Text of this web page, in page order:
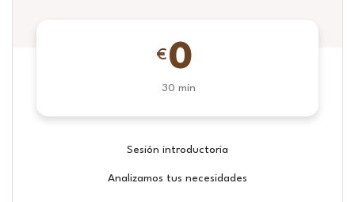
€ 0
30 min
Sesión introductoria
Analizamos tus necesidades